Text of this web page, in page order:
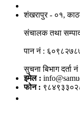
शंखरापुर - ०१,
संचालक तथा
पान नं :
सुचना बिभाग
इमेल :
फोन :